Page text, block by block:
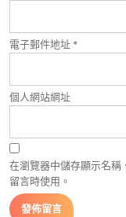
電子郵件地址 *
個人網站網址
在瀏覽器中儲存顯示名
留言時使用。